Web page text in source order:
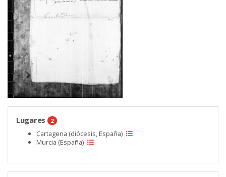
Lugares 2
Cartagena (diócesis, España)
Murcia (España)